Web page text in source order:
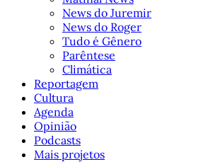
News do Juremir
News do Roger
Tudo é Gênero
Parêntese
Climática
Reportagem
Cultura
Agenda
Opinião
Podcasts
Mais projetos